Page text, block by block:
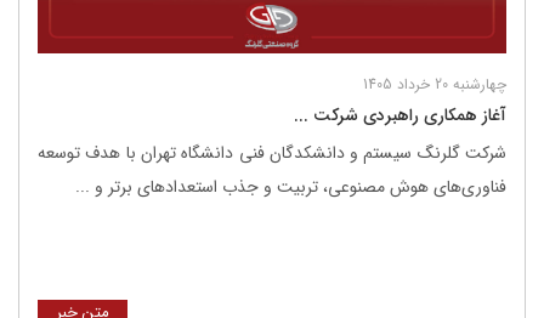
چهارشنبه 20 خرداد 1405
آغاز همکاری راهبردی شرکت ...
شرکت گلرنگ ‌سیستم و دانشکدگان فنی دانشگاه تهران با هدف توسعه
فناوری‌های هوش مصنوعی، تربیت و جذب استعدادهای برتر و ...
متن خبر